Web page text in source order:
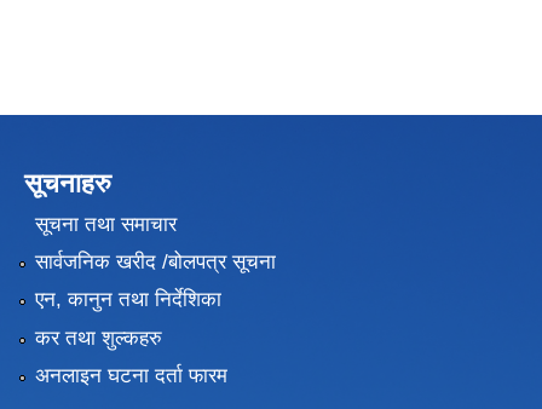
सूचनाहरु
सूचना तथा समाचार
सार्वजनिक खरीद /बोलपत्र सूचना
एन, कानुन तथा निर्देशिका
कर तथा शुल्कहरु
अनलाइन घटना दर्ता फारम